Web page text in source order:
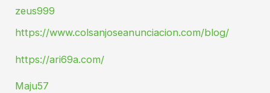
zeus999
https://www.colsanjoseanunciacion.com/blog/
https://ari69a.com/
Maju57